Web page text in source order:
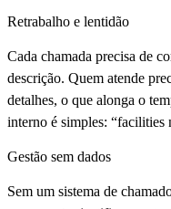
Retrabalho e lentidão
Cada chamada precisa de
descrição. Quem atende
detalhes, o que alonga o
interno é simples: “facilities
Gestão sem dados
Sem um sistema de